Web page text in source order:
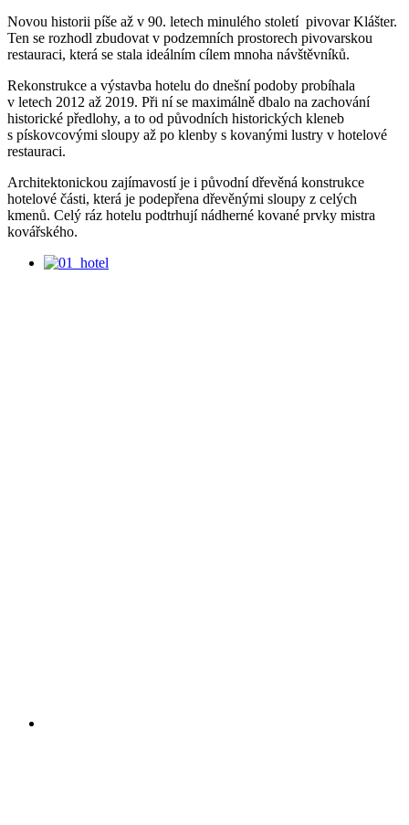
Novou historii píše až v 90. letech minulého století pivovar Klášter.
Ten se rozhodl zbudovat v podzemních prostorech pivovarskou
restauraci, která se stala ideálním cílem mnoha návštěvníků.
Rekonstrukce a výstavba hotelu do dnešní podoby probíhala
v letech 2012 až 2019. Při ní se maximálně dbalo na zachování
historické předlohy, a to od původních historických kleneb
s pískovcovými sloupy až po klenby s kovanými lustry v hotelové
restauraci.
Architektonickou zajímavostí je i původní dřevěná konstrukce
hotelové části, která je podepřena dřevěnými sloupy z celých
kmenů. Celý ráz hotelu podtrhují nádherné kované prvky mistra
kovářského.